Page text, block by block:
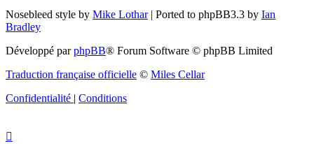
Nosebleed style by Mike Lothar| Ported to phpBB3.3 by Ian
Bradley
Développé parphpBB® Forum Software © phpBB Limited
Traduction française officielle © Miles Cellar
Confidentialité | Conditions